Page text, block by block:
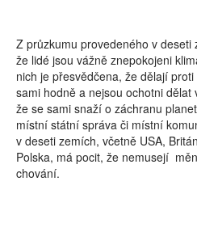
Z průzkumu provedeného v deseti
že lidé jsou vážně znepokojeni
nich je přesvědčena, že dělají
sami hodně a nejsou ochotni
že se sami snaží o záchranu
místní státní správa či místní
v deseti zemích, včetně USA,
Polska, má pocit, že nemusejí
chování.